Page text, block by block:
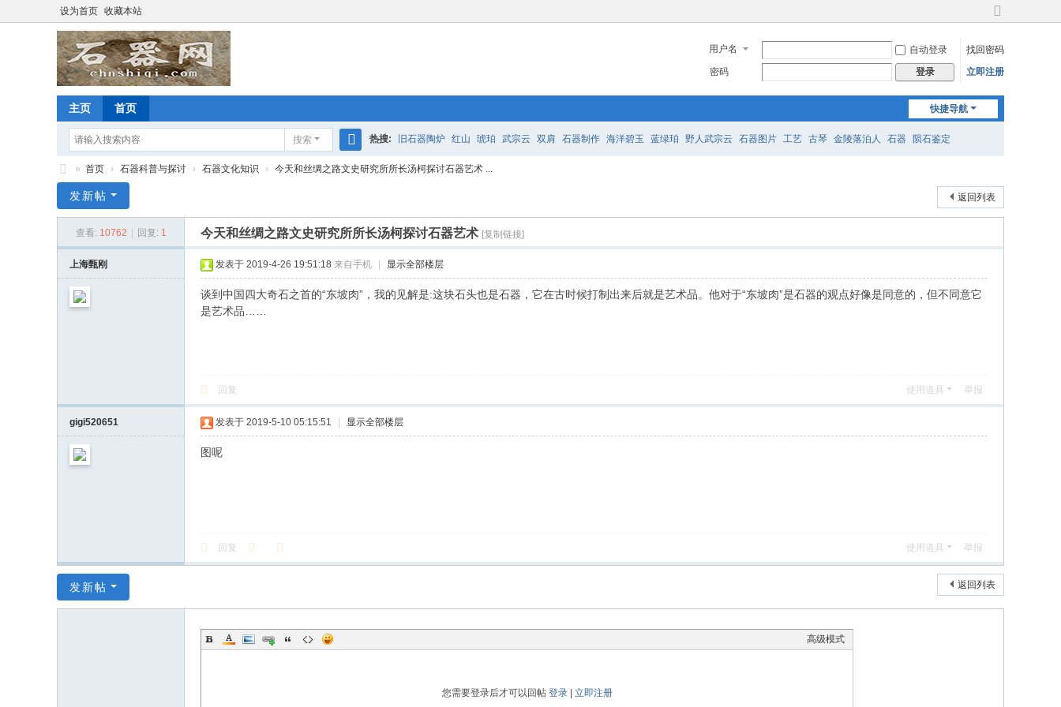
设为首页 收藏本站
切
到
宽
用户名 自动登录
找回密码
密码
登录 立即注册
快捷导航
主页 首页
搜索
搜
热搜: 旧石器陶炉 红山 琥珀 武宗云 双肩 石器制作 海洋碧玉 蓝绿珀 野人武宗云 石器图片 工艺 古琴 金陵落泊人 石器 陨石鉴定
旧石器时代 不动山人 打制石器
器
» 首页 › 石器科普与探讨 › 石器文化知识 › 今天和丝绸之路文史研究所所长汤柯探讨石器艺术 ...
返回列表
发新帖
查看: 10762 回复: 1 今天和丝绸之路文史研究所所长汤柯探讨石器艺术 [复制链接]
上海甄刚 发表于 2019-4-26 19:51:18 来自手机 显示全部楼层
谈到中国四大奇石之首的“东坡肉”，我的见解是:这块石头也是石器，它在古时候打制出来后就是艺术品。他对于“东坡肉”是石器的观点好像是同意的，但不同意它
是艺术品……
回复 使用道具 举报
gigi520651 发表于 2019-5-10 05:15:51 显示全部楼层
图呢
回复 使用道具 举报
返回列表
发新帖
高级模式
您需要登录后才可以回帖 登录| 立即注册